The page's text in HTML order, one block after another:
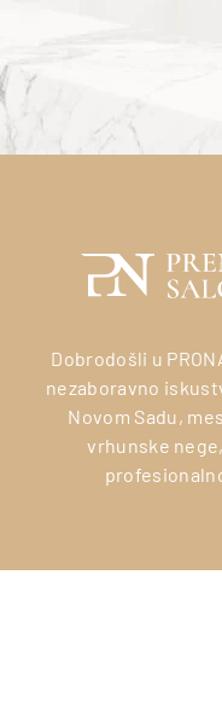
Dobrodošli u
nezaboravno
Novom Sadu,
vrhunske